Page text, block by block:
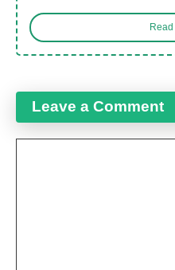
Leave a Comment